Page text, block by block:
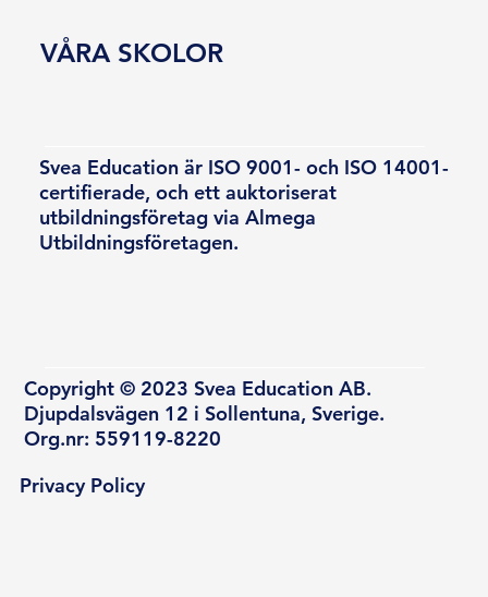
Svea Education är ISO 9001- och ISO 14001-
certifierade, och ett auktoriserat
utbildningsföretag via Almega
Utbildningsföretagen.
Copyright © 2023 Svea Education AB.
Djupdalsvägen 12 i Sollentuna, Sverige.
Org.nr: 559119-8220
VÅRA SKOLOR
Privacy Policy